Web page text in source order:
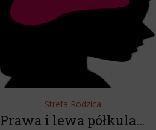
Strefa Rodzica
Prawa i lewa półkula…